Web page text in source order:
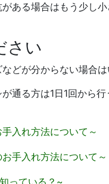
ある場合はもう少し
さい
どが分からない場合
通る方は1日1回から行
入れ方法について～